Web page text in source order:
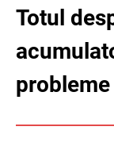
Totul